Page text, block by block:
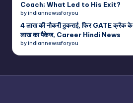
Coach; What Led to His Exit?
by indiannewssforyou
4 लाख की नौकरी ठुकराई, फिर GATE क्रैक के
लाख का पैकेज, Career Hindi News
by indiannewssforyou